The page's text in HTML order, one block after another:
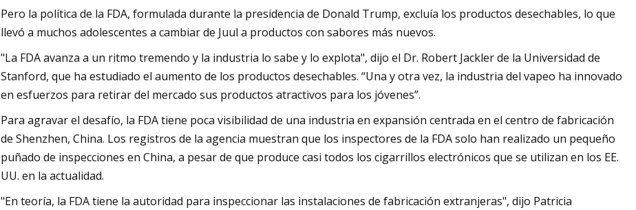
Pero la política de la FDA, formulada durante la presidencia de Donald Trump, excluía los productos desechables, lo que
llevó a muchos adolescentes a cambiar de Juul a productos con sabores más nuevos.
"La FDA avanza a un ritmo tremendo y la industria lo sabe y lo explota", dijo el Dr. Robert Jackler de la Universidad de
Stanford, que ha estudiado el aumento de los productos desechables. “Una y otra vez, la industria del vapeo ha innovado
en esfuerzos para retirar del mercado sus productos atractivos para los jóvenes”.
Para agravar el desafío, la FDA tiene poca visibilidad de una industria en expansión centrada en el centro de fabricación
de Shenzhen, China. Los registros de la agencia muestran que los inspectores de la FDA solo han realizado un pequeño
puñado de inspecciones en China, a pesar de que produce casi todos los cigarrillos electrónicos que se utilizan en los EE.
UU. en la actualidad.
"En teoría, la FDA tiene la autoridad para inspeccionar las instalaciones de fabricación extranjeras", dijo Patricia